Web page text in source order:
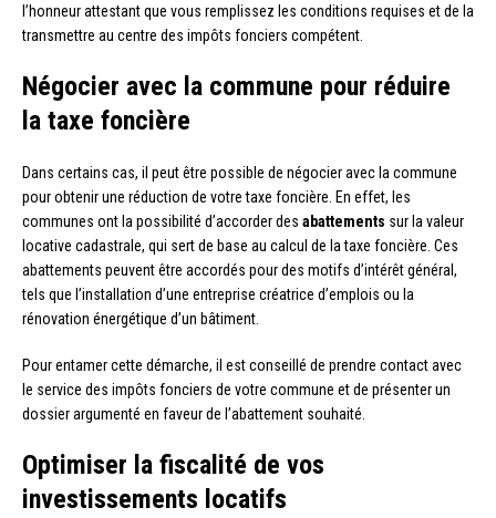
l’honneur attestant que vous remplissez les conditions requises et de la
transmettre au centre des impôts fonciers compétent.
Négocier avec la commune pour réduire
la taxe foncière
Dans certains cas, il peut être possible de négocier avec la commune
pour obtenir une réduction de votre taxe foncière. En effet, les
communes ont la possibilité d’accorder des abattements sur la valeur
locative cadastrale, qui sert de base au calcul de la taxe foncière. Ces
abattements peuvent être accordés pour des motifs d’intérêt général,
tels que l’installation d’une entreprise créatrice d’emplois ou la
rénovation énergétique d’un bâtiment.
Pour entamer cette démarche, il est conseillé de prendre contact avec
le service des impôts fonciers de votre commune et de présenter un
dossier argumenté en faveur de l’abattement souhaité.
Optimiser la fiscalité de vos
investissements locatifs